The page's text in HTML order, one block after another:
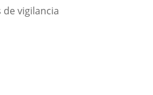
vigilancia